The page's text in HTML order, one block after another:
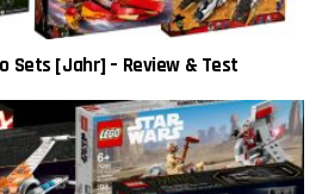
Sets [Jahr] – Review & Test